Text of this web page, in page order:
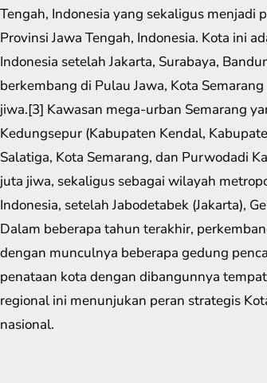
Tengah, Indonesia yang sekaligus menjadi
Provinsi Jawa Tengah, Indonesia. Kota ini
Indonesia setelah Jakarta, Surabaya,
berkembang di Pulau Jawa, Kota
jiwa.[3] Kawasan mega-urban Semarang
Kedungsepur (Kabupaten Kendal,
Salatiga, Kota Semarang, dan Purwodadi
juta jiwa, sekaligus sebagai wilayah
Indonesia, setelah Jabodetabek (Jakarta),
Dalam beberapa tahun terakhir,
dengan munculnya beberapa gedung
penataan kota dengan dibangunnya
regional ini menunjukan peran strategis
nasional.